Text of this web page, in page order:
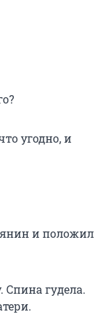
угодно, и
и положил
Спина гудела.